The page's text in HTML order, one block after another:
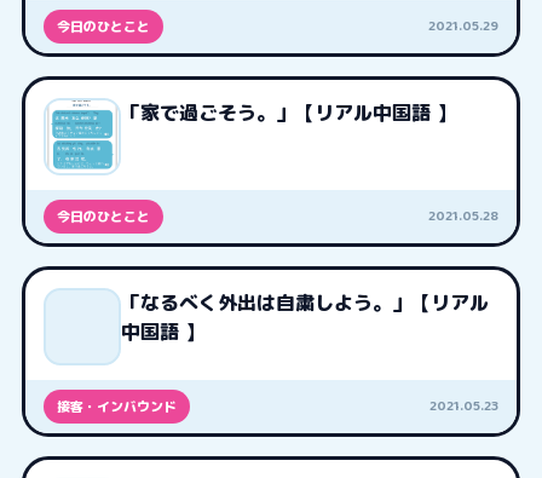
今日のひとこと 2021.05.29
「家で過ごそう。」【リアル中国語 】
今日のひとこと 2021.05.28
「なるべく外出は自粛しよう。」【リアル
中国語 】
接客・インバウンド 2021.05.23